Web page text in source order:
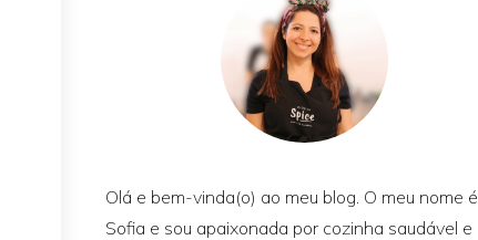
Olá e bem-vinda(o) ao meu blog. O meu nome é
Sofia e sou apaixonada por cozinha saudável e